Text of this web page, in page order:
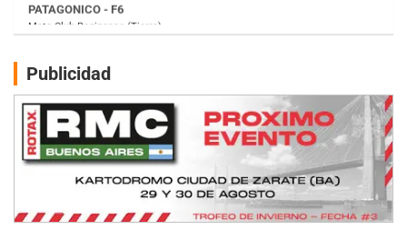
Juventud Unida (Tierra)
NORESTE SANTAFESINO - F6
Ciudad de Avellaneda (Asfalto)
Avellaneda (Santa Fe)
SUR SANTAFESINO - F4
José Samuel Sánchez (Tierra)
Rufino (Santa Fe)
Juan Navarro (Asfalto)
Publicidad